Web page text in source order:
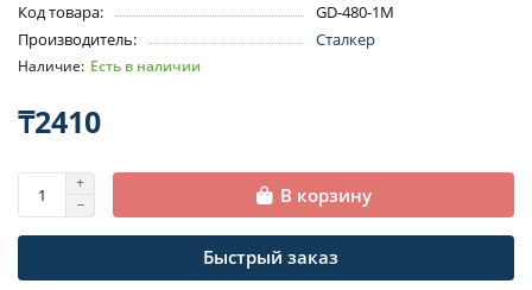
Код товара:
GD-480-1M
Производитель:
Сталкер
Есть в наличии
₸2410
В корзину
Быстрый заказ